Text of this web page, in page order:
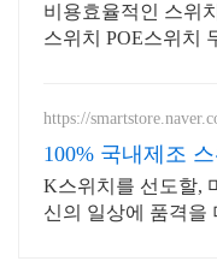
비용효율적인 스위치 관리형 스마트
스위치 POE스위치
https://
100% 국내제조
는 정밀함, ONOF
K스위치를 선도할,
신의 일상에 품격을